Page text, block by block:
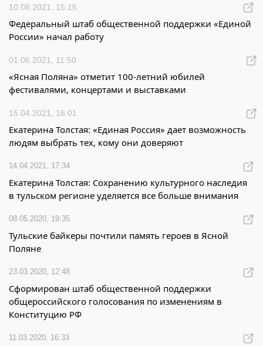
10.08.2021, 15:15
Федеральный штаб общественной поддержки «Единой
России» начал работу
01.06.2021, 11:50
«Ясная Поляна» отметит 100-летний юбилей
фестивалями, концертами и выставками
15.04.2021, 16:01
Екатерина Толстая: «Единая Россия» дает возможность
людям выбрать тех, кому они доверяют
14.04.2021, 17:34
Екатерина Толстая: Сохранению культурного наследия
в тульском регионе уделяется все больше внимания
08.05.2020, 19:35
Тульские байкеры почтили память героев в Ясной
Поляне
23.03.2020, 12:48
Сформирован штаб общественной поддержки
общероссийского голосования по изменениям в
Конституцию РФ
11.03.2020, 16:33